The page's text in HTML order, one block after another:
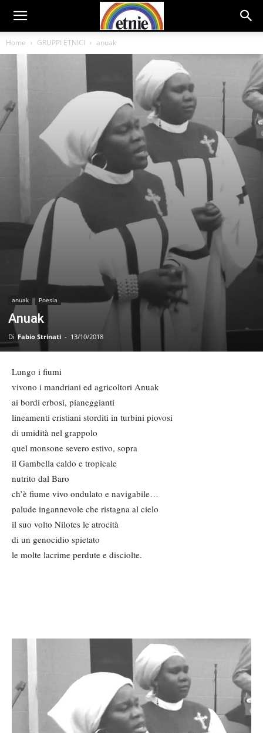
Home GRUPPI ETNICI anuak
anuak Poesia
Anuak
Di Fabio Strinati - 13/10/2018
Lungo i fiumi
vivono i mandriani ed agricoltori Anuak
ai bordi erbosi, pianeggianti
lineamenti cristiani storditi in turbini piovosi
di umidità nel grappolo
quel monsone severo estivo, sopra
il Gambella caldo e tropicale
nutrito dal Baro
ch’è fiume vivo ondulato e navigabile…
palude ingannevole che ristagna al cielo
il suo volto Nilotes le atrocità
di un genocidio spietato
le molte lacrime perdute e disciolte.